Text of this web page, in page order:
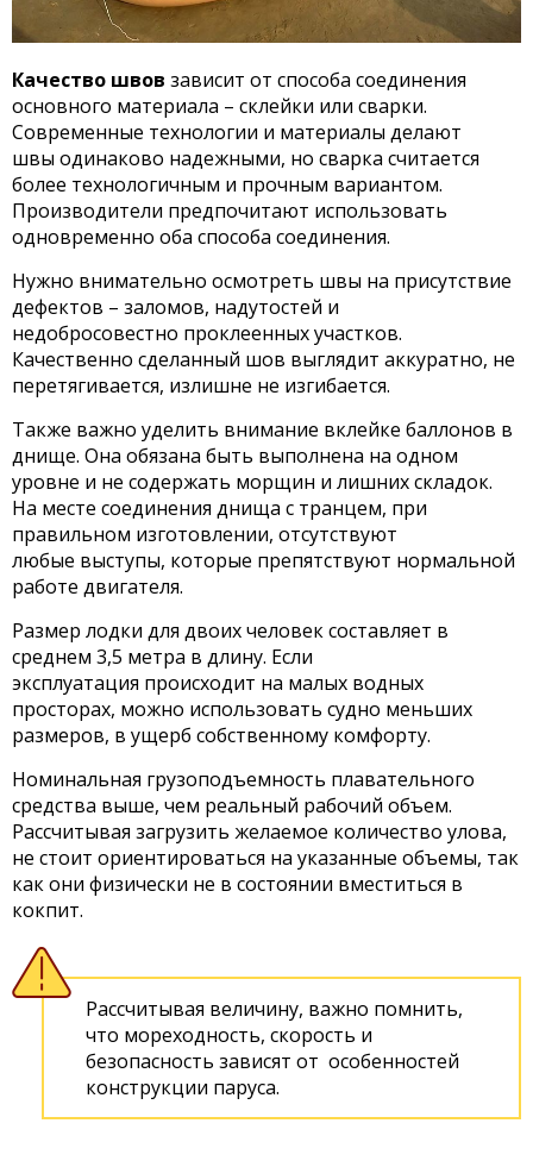
Качество швов зависит от способа соединения
основного материала – склейки или сварки.
Современные технологии и материалы делают
швы одинаково надежными, но сварка считается
более технологичным и прочным вариантом.
Производители предпочитают использовать
одновременно оба способа соединения.
Нужно внимательно осмотреть швы на присутствие
дефектов – заломов, надутостей и
недобросовестно проклеенных участков.
Качественно сделанный шов выглядит аккуратно, не
перетягивается, излишне не изгибается.
Также важно уделить внимание вклейке баллонов в
днище. Она обязана быть выполнена на одном
уровне и не содержать морщин и лишних складок.
На месте соединения днища с транцем, при
правильном изготовлении, отсутствуют
любые выступы, которые препятствуют нормальной
работе двигателя.
Размер лодки для двоих человек составляет в
среднем 3,5 метра в длину. Если
эксплуатация происходит на малых водных
просторах, можно использовать судно меньших
размеров, в ущерб собственному комфорту.
Номинальная грузоподъемность плавательного
средства выше, чем реальный рабочий объем.
Рассчитывая загрузить желаемое количество улова,
не стоит ориентироваться на указанные объемы, так
как они физически не в состоянии вместиться в
кокпит.
Рассчитывая величину, важно помнить,
что мореходность, скорость и
безопасность зависят от особенностей
конструкции паруса.